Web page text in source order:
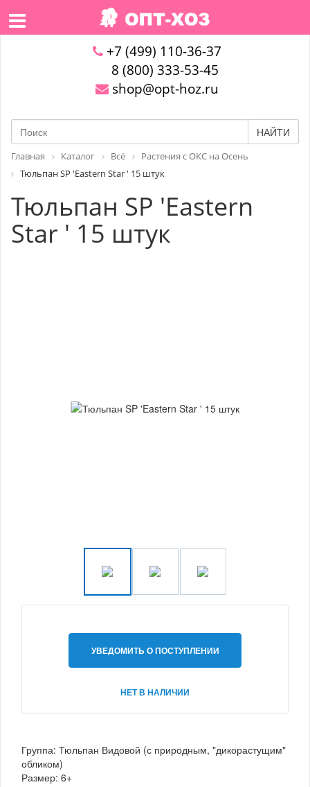
+7 (499) 110-36-37
8 (800) 333-53-45
shop@opt-hoz.ru
НАЙТИ
Главная Каталог Всё
Растения с ОКС на Осень
Тюльпан SP 'Eastern Star ' 15 штук
Тюльпан SP 'Eastern
Star ' 15 штук
УВЕДОМИТЬ О ПОСТУПЛЕНИИ
НЕТ В НАЛИЧИИ
Группа: Тюльпан Видовой (с природным, "дикорастущим"
обликом)
Размер: 6+